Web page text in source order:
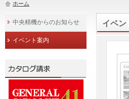
ホーム
イベン
中央精機からのお知らせ
イベント案内